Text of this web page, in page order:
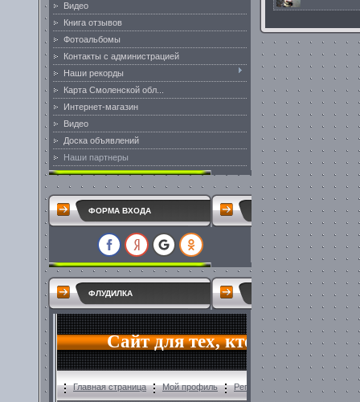
Видео
Книга отзывов
Фотоальбомы
Контакты с администрацией
Наши рекорды
Карта Смоленской обл...
Интернет-магазин
Видео
Доска объявлений
Наши партнеры
ФОРМА ВХОДА
ФЛУДИЛКА